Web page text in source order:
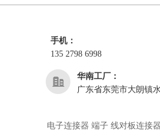
手机：
135 2798 6998
华南工厂：
广东省东莞市大朗镇
电子连接器 端子 线对板连接